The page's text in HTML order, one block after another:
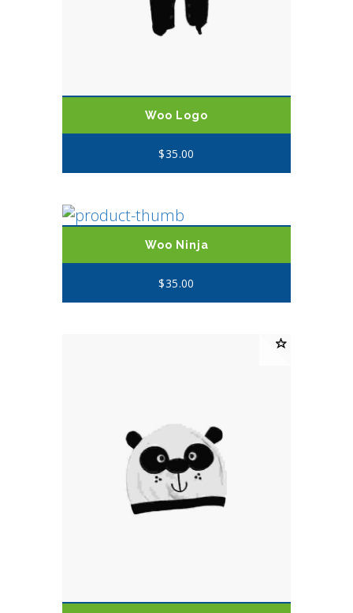
Woo Logo
$35.00
Woo Ninja
$35.00